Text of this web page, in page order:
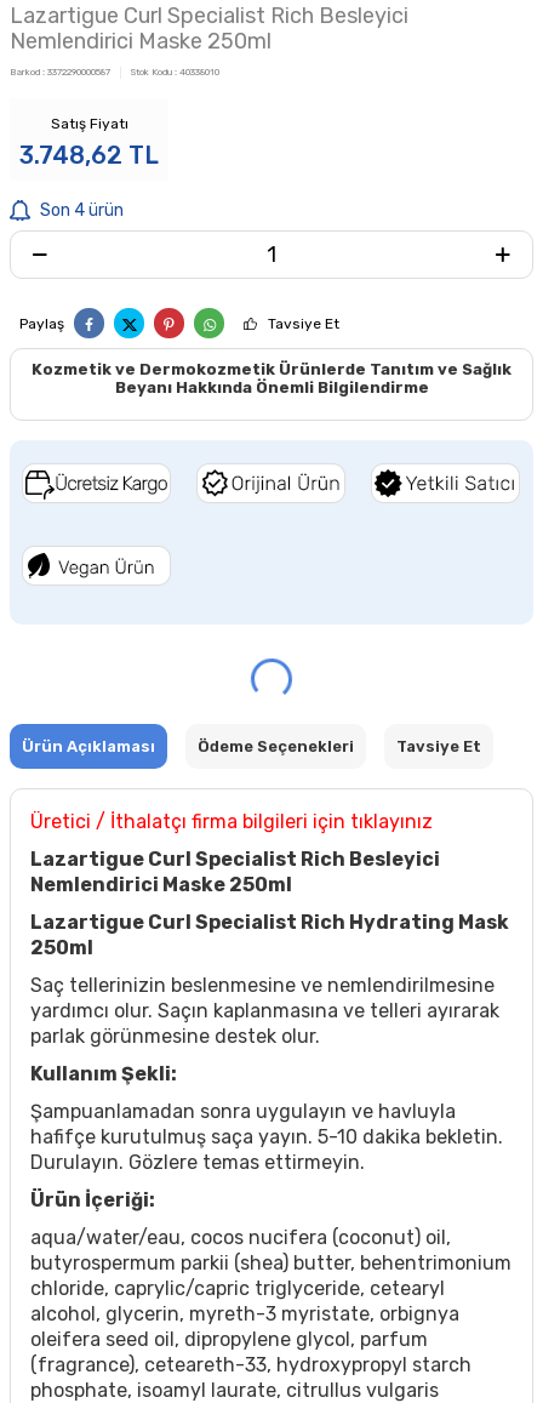
Lazartigue Curl Specialist Rich Besleyici
Nemlendirici Maske 250ml
Barkod : 3372290000587 Stok Kodu : 40338010
Satış Fiyatı
3.748,62 TL
Son 4 ürün
Paylaş Tavsiye Et
Kozmetik ve Dermokozmetik Ürünlerde Tanıtım ve Sağlık
Beyanı Hakkında Önemli Bilgilendirme
Ürün Açıklaması Ödeme Seçenekleri Tavsiye Et
Üretici / İthalatçı firma bilgileri için tıklayınız
Lazartigue Curl Specialist Rich Besleyici
Nemlendirici Maske 250ml
Lazartigue Curl Specialist Rich Hydrating Mask
250ml
Saç tellerinizin beslenmesine ve nemlendirilmesine
yardımcı olur. Saçın kaplanmasına ve telleri ayırarak
parlak görünmesine destek olur.
Kullanım Şekli:
Şampuanlamadan sonra uygulayın ve havluyla
hafifçe kurutulmuş saça yayın. 5-10 dakika bekletin.
Durulayın. Gözlere temas ettirmeyin.
Ürün İçeriği:
aqua/water/eau, cocos nucifera (coconut) oil,
butyrospermum parkii (shea) butter, behentrimonium
chloride, caprylic/capric triglyceride, cetearyl
alcohol, glycerin, myreth-3 myristate, orbignya
oleifera seed oil, dipropylene glycol, parfum
(fragrance), ceteareth-33, hydroxypropyl starch
phosphate, isoamyl laurate, citrullus vulgaris